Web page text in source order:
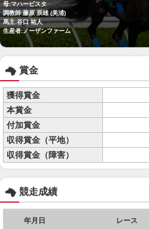
母:マハービスタ
調教師:藤原 辰雄 (美浦)
馬主:谷口 祐人
生産者:ノーザンファーム
賞金
獲得賞金
本賞金
付加賞金
収得賞金（平地）
収得賞金（障害）
競走成績
年月日 レース